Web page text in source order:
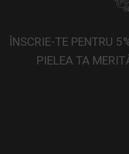
ÎNSCRIE-TE PENTRU
PIELEA TA